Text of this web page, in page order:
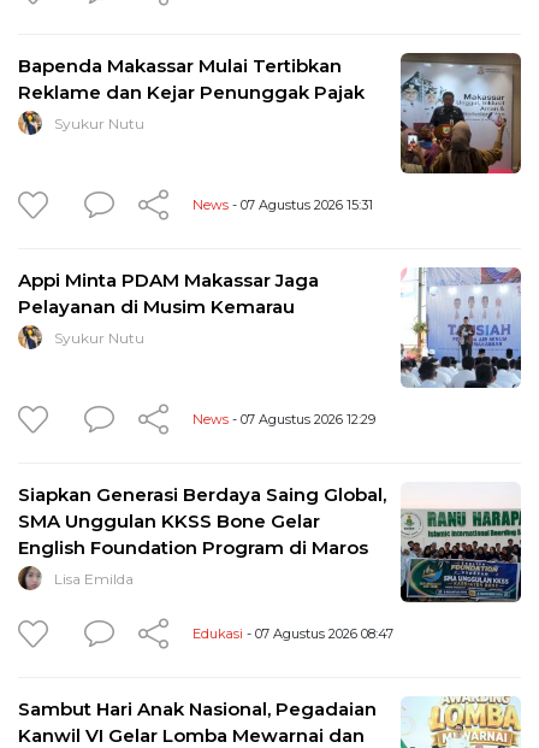
Bapenda Makassar Mulai Tertibkan
Reklame dan Kejar Penunggak Pajak
Syukur Nutu
News - 07 Agustus 2026 15:31
Appi Minta PDAM Makassar Jaga
Pelayanan di Musim Kemarau
Syukur Nutu
News - 07 Agustus 2026 12:29
Siapkan Generasi Berdaya Saing Global,
SMA Unggulan KKSS Bone Gelar
English Foundation Program di Maros
Lisa Emilda
Edukasi - 07 Agustus 2026 08:47
Sambut Hari Anak Nasional, Pegadaian
Kanwil VI Gelar Lomba Mewarnai dan